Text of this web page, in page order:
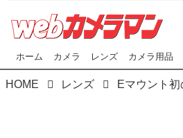
ホーム カメラ レンズ カメラ用品
HOME レンズ